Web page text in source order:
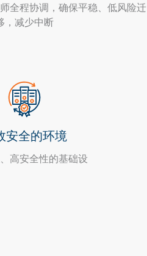
全程协调，确保平稳、低风险迁
，减少中断
安全的环境
高安全性的基础设